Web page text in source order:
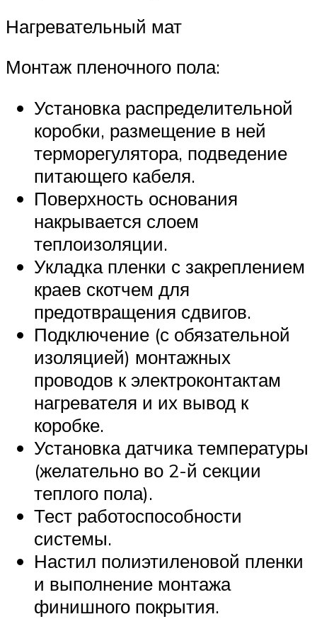
Нагревательный мат
Монтаж пленочного пола:
Установка распределительной
коробки, размещение в ней
терморегулятора, подведение
питающего кабеля.
Поверхность основания
накрывается слоем
теплоизоляции.
Укладка пленки с закреплением
краев скотчем для
предотвращения сдвигов.
Подключение (с обязательной
изоляцией) монтажных
проводов к электроконтактам
нагревателя и их вывод к
коробке.
Установка датчика температуры
(желательно во 2-й секции
теплого пола).
Тест работоспособности
системы.
Настил полиэтиленовой пленки
и выполнение монтажа
финишного покрытия.